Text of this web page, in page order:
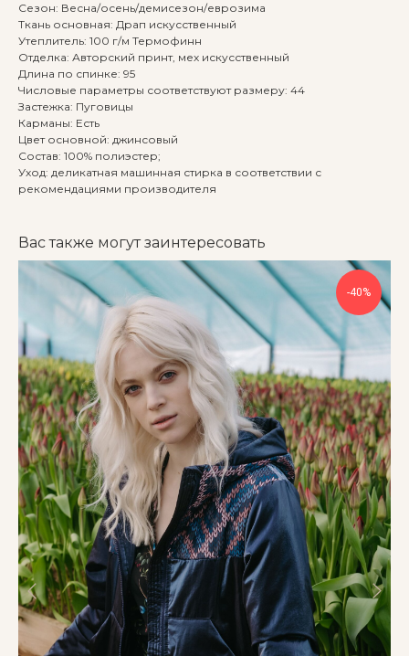
Сезон: Весна/осень/демисезон/еврозима
Ткань основная: Драп искусственный
Утеплитель: 100 г/м Термофинн
Отделка: Авторский принт, мех искусственный
Длина по спинке: 95
Числовые параметры соответствуют размеру: 44
Застежка: Пуговицы
Карманы: Есть
Цвет основной: джинсовый
Состав: 100% полиэстер;
Уход: деликатная машинная стирка в соответствии с
рекомендациями производителя
Вас также могут заинтересовать
-40%
ИП Новикова Светлана Владимировна
ОГРНИП 321673300029012
ИНН 672206316203